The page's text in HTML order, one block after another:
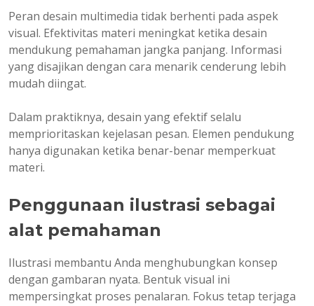
Peran desain multimedia tidak berhenti pada aspek
visual. Efektivitas materi meningkat ketika desain
mendukung pemahaman jangka panjang. Informasi
yang disajikan dengan cara menarik cenderung lebih
mudah diingat.
Dalam praktiknya, desain yang efektif selalu
memprioritaskan kejelasan pesan. Elemen pendukung
hanya digunakan ketika benar-benar memperkuat
materi.
Penggunaan ilustrasi sebagai
alat pemahaman
Ilustrasi membantu Anda menghubungkan konsep
dengan gambaran nyata. Bentuk visual ini
mempersingkat proses penalaran. Fokus tetap terjaga